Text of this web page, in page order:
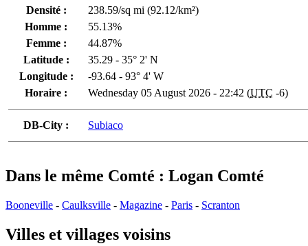
Densité :
238.59/sq mi (92.12/km²)
Homme :
55.13%
Femme :
44.87%
Latitude :
35.29 - 35° 2' N
Longitude :
-93.64 - 93° 4' W
Horaire :
Wednesday 05 August 2026 - 22:42 (UTC -6)
DB-City : Subiaco
Dans le même Comté : Logan Comté
Booneville - Caulksville - Magazine - Paris - Scranton
Villes et villages voisins